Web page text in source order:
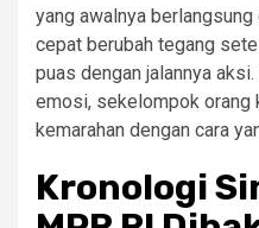
yang awalnya berlangsung
cepat berubah tegang
puas dengan jalannya
emosi, sekelompok orang
kemarahan dengan cara
Kronologi